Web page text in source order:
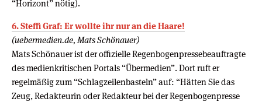
“Horizont” nötig).
6. Steffi Graf: Er wollte ihr nur an die Haare!
(uebermedien.de, Mats Schönauer)
Mats Schönauer ist der offizielle Regenbogenpressebeauftragte
des medienkritischen Portals “Übermedien”. Dort ruft er
regelmäßig zum “Schlagzeilenbasteln” auf: “Hätten Sie das
Zeug, Redakteurin oder Redakteur bei der Regenbogenpresse